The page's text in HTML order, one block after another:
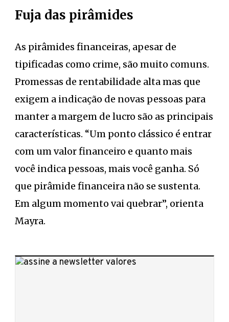
Fuja das pirâmides
As pirâmides financeiras, apesar de
tipificadas como crime, são muito comuns.
Promessas de rentabilidade alta mas que
exigem a indicação de novas pessoas para
manter a margem de lucro são as principais
características. “Um ponto clássico é entrar
com um valor financeiro e quanto mais
você indica pessoas, mais você ganha. Só
que pirâmide financeira não se sustenta.
Em algum momento vai quebrar”, orienta
Mayra.